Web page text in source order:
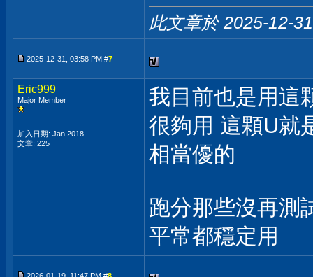
此文章於 2025-12-
2025-12-31, 03:58 PM #7
Eric999
Major Member
加入日期: Jan 2018
文章: 225
我目前也是用這
很夠用 這顆U就
相當優的
跑分那些沒再測
平常都穩定用